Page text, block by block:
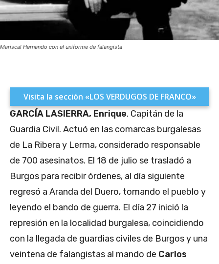
Mariscal Hernando con el uniforme de falangista
Visita la sección «LOS VERDUGOS DE FRANCO»
GARCÍA LASIERRA, Enrique. Capitán de la
Guardia Civil. Actuó en las comarcas burgalesas
de La Ribera y Lerma, considerado responsable
de 700 asesinatos. El 18 de julio se trasladó a
Burgos para recibir órdenes, al día siguiente
regresó a Aranda del Duero, tomando el pueblo y
leyendo el bando de guerra. El día 27 inició la
represión en la localidad burgalesa, coincidiendo
con la llegada de guardias civiles de Burgos y una
veintena de falangistas al mando de Carlos